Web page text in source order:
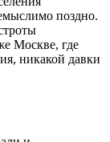
поздно.
Москве, где
никакой давки